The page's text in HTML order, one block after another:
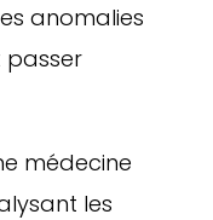
anomalies
médecine
les